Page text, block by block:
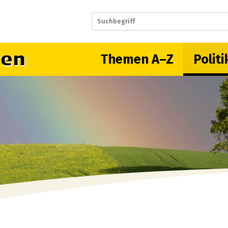
Suchbegriff
Hauptnavigation
Themen A–Z